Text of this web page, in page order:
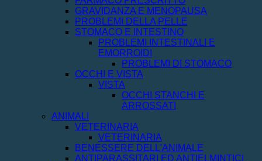
GRAVIDANZA E MENOPAUSA
PROBLEMI DELLA PELLE
STOMACO E INTESTINO
PROBLEMI INTESTINALI E
EMORROIDI
PROBLEMI DI STOMACO
OCCHI E VISTA
VISTA
OCCHI STANCHI E
ARROSSATI
ANIMALI
VETERINARIA
VETERINARIA
BENESSERE DELL'ANIMALE
ANTIPARASSITARI ED ANTIELMINTICI